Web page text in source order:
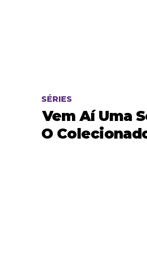
SÉRIES
Vem Aí Uma
O